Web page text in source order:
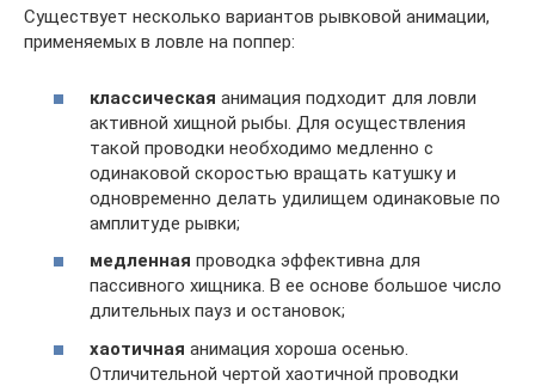
Существует несколько вариантов рывковой анимации,
применяемых в ловле на поппер:
классическая анимация подходит для ловли
активной хищной рыбы. Для осуществления
такой проводки необходимо медленно с
одинаковой скоростью вращать катушку и
одновременно делать удилищем одинаковые по
амплитуде рывки;
медленная проводка эффективна для
пассивного хищника. В ее основе большое число
длительных пауз и остановок;
хаотичная анимация хороша осенью.
Отличительной чертой хаотичной проводки